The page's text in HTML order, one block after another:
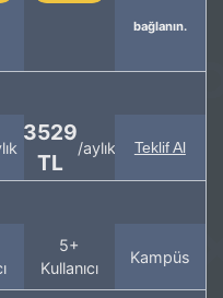
bağlanın.
3529
TL
/aylık Teklif Al
5+
Kullanıcı
Kampüs